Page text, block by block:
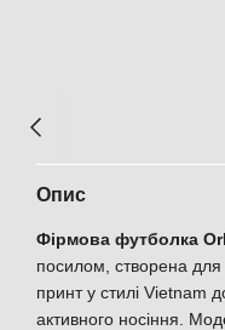
Опис
Фірмова футболка
посилом, створена для
принт у стилі Vietnam
активного носіння.